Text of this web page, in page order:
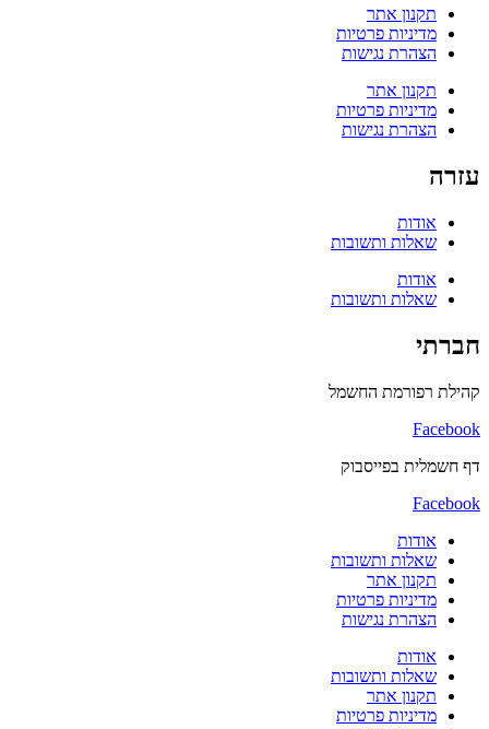
תקנון אתר
מדיניות פרטיות
הצהרת נגישות
תקנון אתר
מדיניות פרטיות
הצהרת נגישות
עזרה
אודות
שאלות ותשובות
אודות
שאלות ותשובות
חברתי
קהילת רפורמת החשמל
Facebook
דף חשמלית בפייסבוק
Facebook
אודות
שאלות ותשובות
תקנון אתר
מדיניות פרטיות
הצהרת נגישות
אודות
שאלות ותשובות
תקנון אתר
מדיניות פרטיות